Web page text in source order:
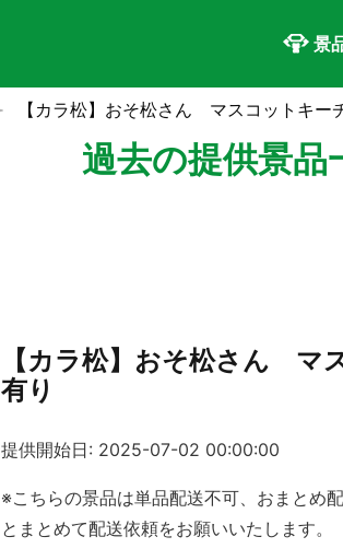
景
【カラ松】おそ松さん マスコットキー
過去の提供景品
【カラ松】おそ松さん マ
有り
提供開始日: 2025-07-02 00:00:00
※こちらの景品は単品配送不可、おまとめ
とまとめて配送依頼をお願いいたします。